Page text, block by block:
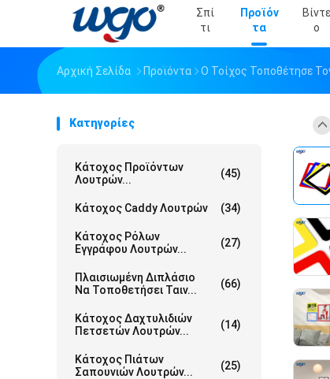
Σπί
Τι
Προϊόν
Τα
Βίντε
Ο
Αρχική Σελίδα Προϊόντα Ο Τοίχος Τοποθέτησε
Κατηγορίες
Κάτοχος Προϊόντων
Λουτρών...
(45)
Κάτοχος Caddy Λουτρών (34)
Κάτοχος Ρόλων
Εγγράφου Λουτρών...
(27)
Πλαισιωμένη Διπλάσιο
Να Τοποθετήσει Ταιν...
(66)
Κάτοχος Δαχτυλιδιών
Πετσετών Λουτρών...
(14)
Κάτοχος Πιάτων
Σαπουνιών Λουτρών...
(25)